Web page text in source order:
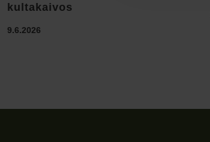
kultakaivos
9.6.2026